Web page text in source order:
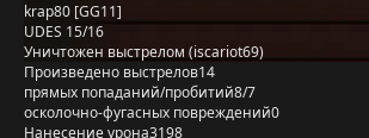
krap80 [GG11]
UDES 15/16
Уничтожен выстрелом (iscariot69)
Произведено выстрелов14
прямых попаданий/пробитий8/7
осколочно-фугасных повреждений0
Нанесение урона3198